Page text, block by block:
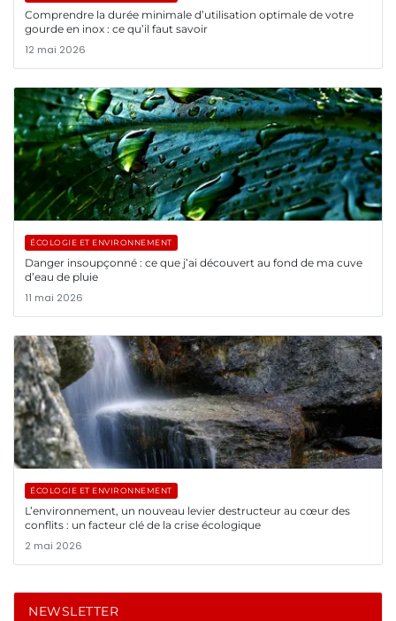
Comprendre la durée minimale d’utilisation optimale de votre
gourde en inox : ce qu’il faut savoir
12 mai 2026
ÉCOLOGIE ET ENVIRONNEMENT
Danger insoupçonné : ce que j’ai découvert au fond de ma cuve
d’eau de pluie
11 mai 2026
ÉCOLOGIE ET ENVIRONNEMENT
L’environnement, un nouveau levier destructeur au cœur des
conflits : un facteur clé de la crise écologique
2 mai 2026
NEWSLETTER